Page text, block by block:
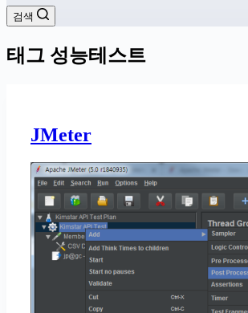
검색
태그 성능테스트
JMeter